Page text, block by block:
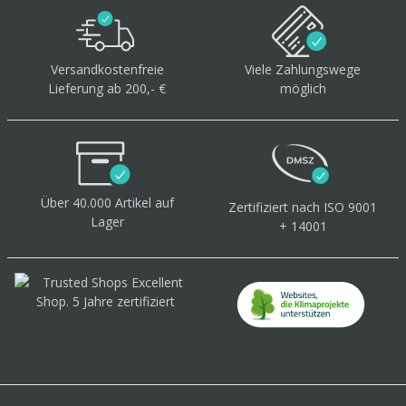
Versandkostenfreie
Lieferung ab 200,- €
Viele Zahlungswege
möglich
Über 40.000 Artikel auf
Lager
Zertifiziert nach ISO 9001
+ 14001